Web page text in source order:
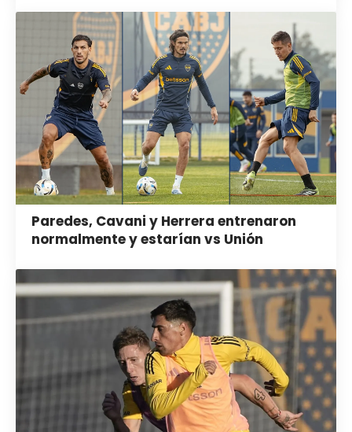
Paredes, Cavani y Herrera entrenaron
normalmente y estarían vs Unión